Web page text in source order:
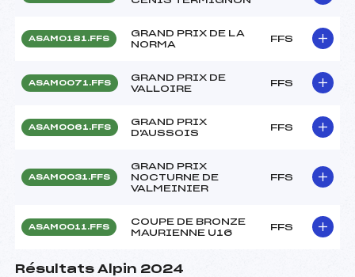
ASAM0181.FFS
GRAND PRIX DE LA
NORMA
FFS
ASAM0071.FFS
GRAND PRIX DE
VALLOIRE
FFS
ASAM0061.FFS
GRAND PRIX
D'AUSSOIS
FFS
ASAM0031.FFS
GRAND PRIX
NOCTURNE DE
VALMEINIER
FFS
ASAM0011.FFS
COUPE DE BRONZE
MAURIENNE U16
FFS
Résultats Alpin 2024